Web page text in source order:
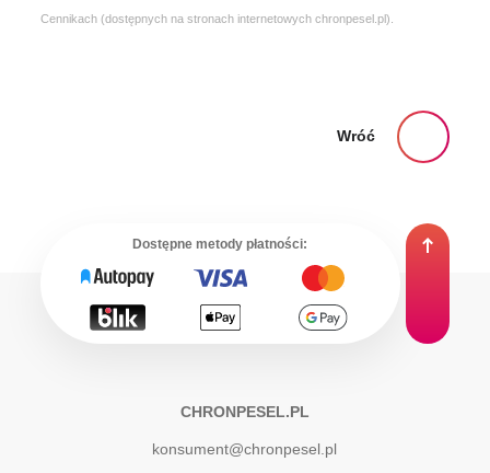
Cennikach (dostępnych na stronach internetowych chronpesel.pl).
Wróć
Dostępne metody płatności:
CHRONPESEL.PL
konsument@chronpesel.pl